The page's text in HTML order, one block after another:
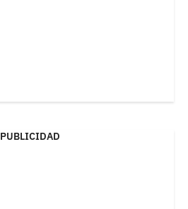
PUBLICIDAD